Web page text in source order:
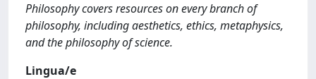
Philosophy covers resources on every branch of
philosophy, including aesthetics, ethics, metaphysics,
and the philosophy of science.
Lingua/e